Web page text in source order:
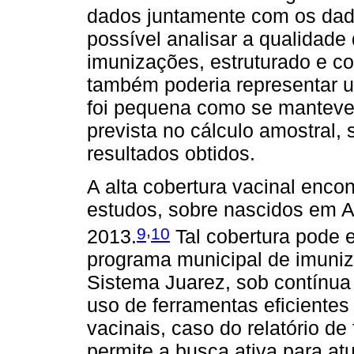
dados juntamente com os
possível analisar a
imunizações, estruturado e
também poderia representar
foi pequena como se
prevista no cálculo amostral,
resultados obtidos.
A alta cobertura vacinal
estudos, sobre nascidos em
2013.9,10 Tal cobertura pode
programa municipal de
Sistema Juarez, sob
uso de ferramentas
vacinais, caso do relatório